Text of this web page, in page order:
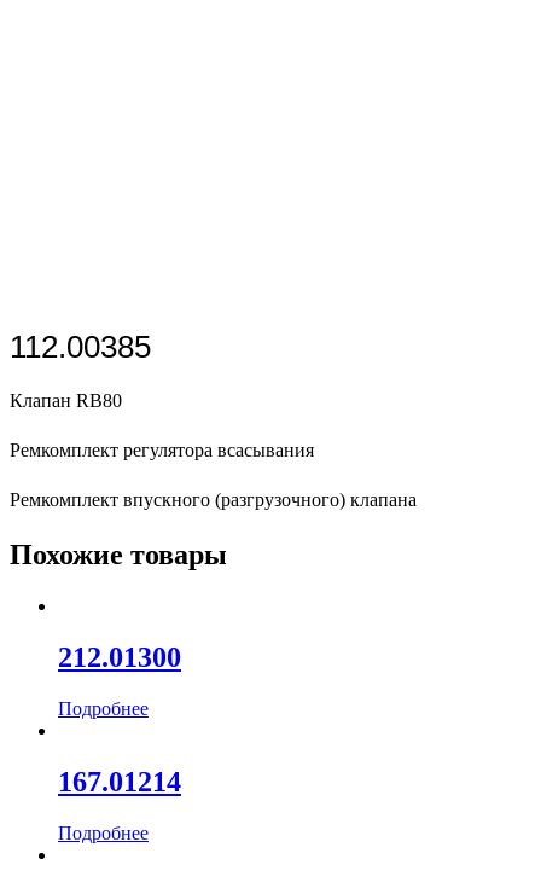
112.00385
Клапан RB80
Ремкомплект регулятора всасывания
Ремкомплект впускного (разгрузочного) клапана
Похожие товары
212.01300
Подробнее
167.01214
Подробнее